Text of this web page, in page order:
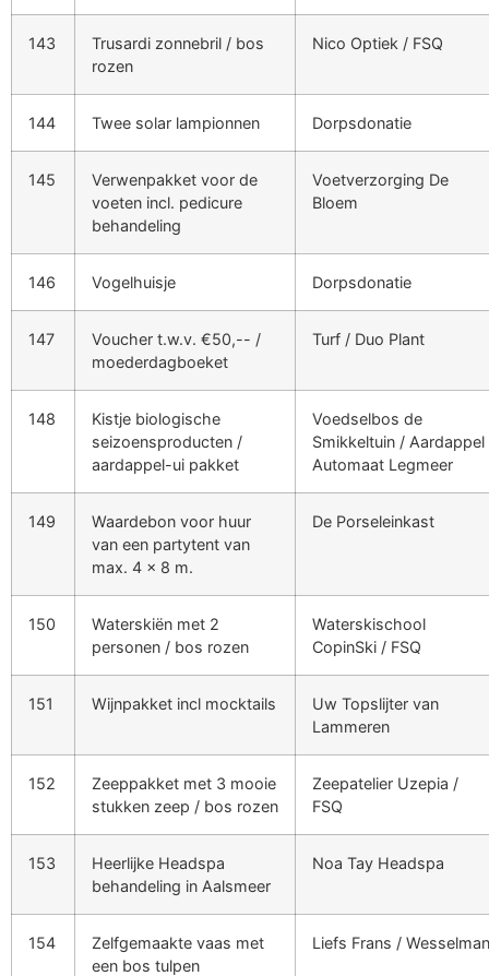
143
Trusardi zonnebril / bos
rozen
Nico Optiek / FSQ
144 Twee solar lampionnen Dorpsdonatie
145
Verwenpakket voor de
voeten incl. pedicure
behandeling
Voetverzorging De
Bloem
146 Vogelhuisje Dorpsdonatie
147
Voucher t.w.v. €50,-- /
moederdagboeket
Turf / Duo Plant
148
Kistje biologische
seizoensproducten /
aardappel-ui pakket
Voedselbos de
Smikkeltuin / Aardappel
Automaat Legmeer
149
Waardebon voor huur
van een partytent van
max. 4 x 8 m.
De Porseleinkast
150
Waterskiën met 2
personen / bos rozen
Waterskischool
CopinSki / FSQ
151 Wijnpakket incl mocktails
Uw Topslijter van
Lammeren
152
Zeeppakket met 3 mooie
stukken zeep / bos rozen
Zeepatelier Uzepia /
FSQ
153
Heerlijke Headspa
behandeling in Aalsmeer
Noa Tay Headspa
154
Zelfgemaakte vaas met
een bos tulpen
Liefs Frans / Wesselman